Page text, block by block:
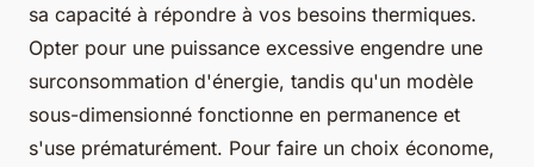
sa capacité à répondre à vos besoins thermiques.
Opter pour une puissance excessive engendre une
surconsommation d'énergie, tandis qu'un modèle
sous-dimensionné fonctionne en permanence et
s'use prématurément. Pour faire un choix économe,